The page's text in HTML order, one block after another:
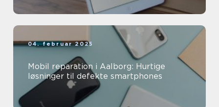
04. februar 2025
Mobil reparation i Aalborg: Hurtige
løsninger til defekte smartphones